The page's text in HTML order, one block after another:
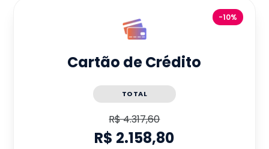
-10%
Cartão de Crédito
TOTAL
R$ 4.317,60
R$ 2.158,80